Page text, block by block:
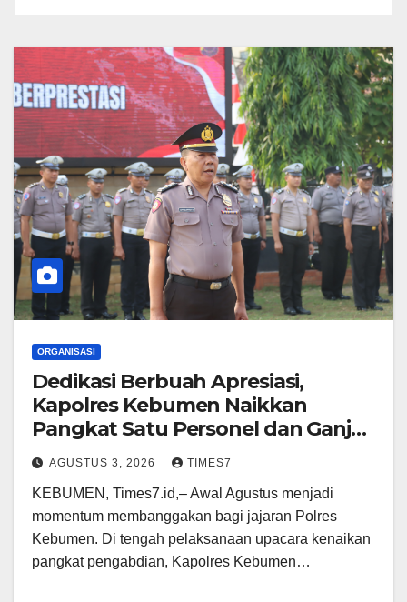
ORGANISASI
Dedikasi Berbuah Apresiasi,
Kapolres Kebumen Naikkan
Pangkat Satu Personel dan Ganjar
Tiga Anggota Berprestasi
AGUSTUS 3, 2026 TIMES7
KEBUMEN, Times7.id,– Awal Agustus menjadi
momentum membanggakan bagi jajaran Polres
Kebumen. Di tengah pelaksanaan upacara kenaikan
pangkat pengabdian, Kapolres Kebumen…